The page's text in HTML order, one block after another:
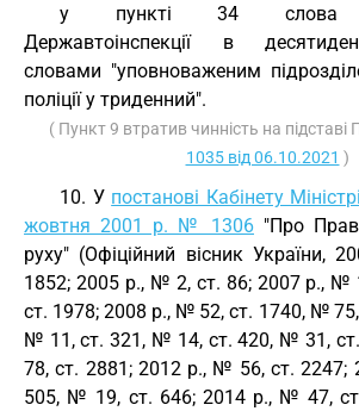
у пункті 34 слова
Державтоінспекції в
словами "уповноваженим
поліції у триденний".
( Пункт 9 втратив чинність на
1035 від 06.10.2021 )
10. У постанові Кабінету
жовтня 2001 р. № 1306 "Про
руху" (Офіційний вісник України,
1852; 2005 р., № 2, ст. 86; 2007 р., №
ст. 1978; 2008 р., № 52, ст. 1740, №
№ 11, ст. 321, № 14, ст. 420, № 31,
78, ст. 2881; 2012 р., № 56, ст. 2247;
505, № 19, ст. 646; 2014 р., № 47,